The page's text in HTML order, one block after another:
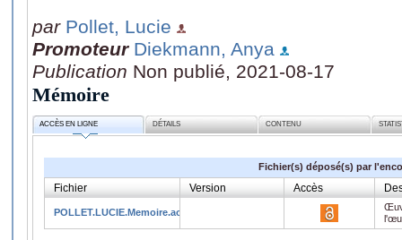
par Pollet, Lucie
Promoteur Diekmann, Anya
Publication Non publié, 2021-08-17
Mémoire
ACCÈS EN LIGNE DÉTAILS CONTENU
Fichier(s) déposé(s) par
Fichier Version Accès
POLLET.LUCIE.Memoire.aout.pdf